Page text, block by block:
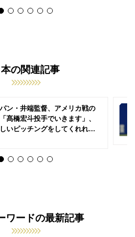
本の関連記事
ン・井端監督、アメリカ戦の
髙橋宏斗投手でいきます」、
しいピッチングをしてくれれ
ワードの最新記事